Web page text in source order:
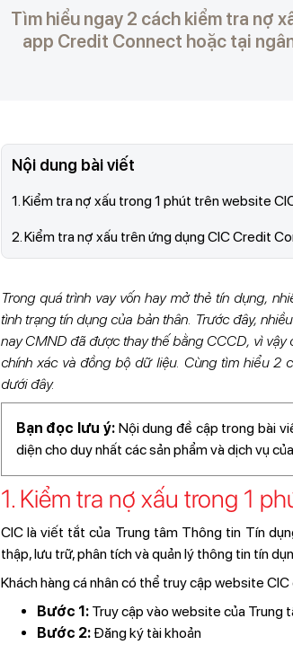
Tìm hiểu ngay 2 cách kiểm tra nợ
app Credit Connect hoặc tại
Nội dung bài viết
1. Kiểm tra nợ xấu trong 1 phút trên website
2. Kiểm tra nợ xấu trên ứng dụng CIC Credit
Trong quá trình vay vốn hay mở thẻ tín dụng,
tình trạng tín dụng của bản thân. Trước đây,
nay CMND đã được thay thế bằng CCCD, vì
chính xác và đồng bộ dữ liệu. Cùng tìm hiểu 2
dưới đây.
Bạn đọc lưu ý:Nội dung đề cập trong bài
diện cho duy nhất các sản phẩm và dịch vụ
1. Kiểm tra nợ xấu trong 1
CIC là viết tắt của Trung tâm Thông tin Tín
thập, lưu trữ, phân tích và quản lý thông tin tín
Khách hàng cá nhân có thể truy cập website
Bước 1: Truy cập vào website của Trung
Bước 2: Đăng ký tài khoản